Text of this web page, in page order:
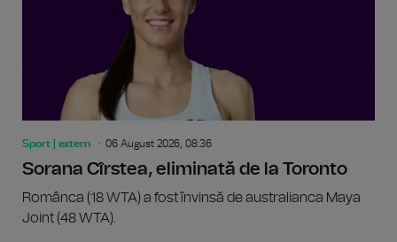
Sport | extern 06 August 2026, 08:36
Sorana Cîrstea, eliminată de la Toronto
Românca (18 WTA) a fost învinsă de australianca Maya
Joint (48 WTA).